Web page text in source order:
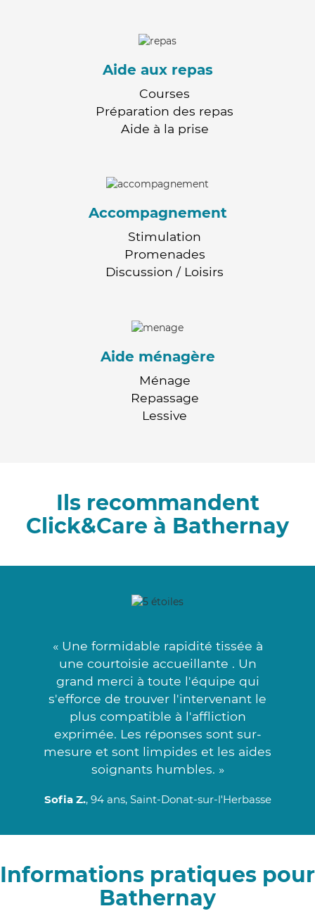
Aide aux repas
Courses
Préparation des repas
Aide à la prise
Accompagnement
Stimulation
Promenades
Discussion / Loisirs
Aide ménagère
Ménage
Repassage
Lessive
Ils recommandent
Click&Care à Bathernay
« Une formidable rapidité tissée à
une courtoisie accueillante . Un
grand merci à toute l'équipe qui
s'efforce de trouver l'intervenant le
plus compatible à l'affliction
exprimée. Les réponses sont sur-
mesure et sont limpides et les aides
soignants humbles. »
Sofia Z., 94 ans, Saint-Donat-sur-l'Herbasse
Informations pratiques pour
Bathernay